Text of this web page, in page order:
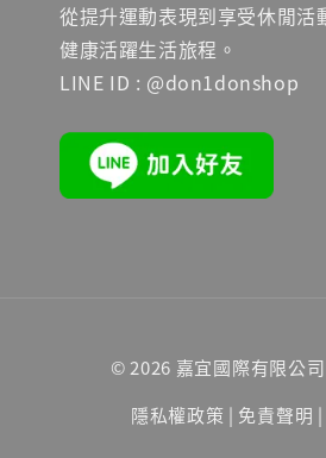
從提升運動表現到享受休閒活
健康活躍生活旅程。
LINE ID : @don1donshop
© 2026 嘉宜國際有限公
隱私權政策 | 免責聲明 |